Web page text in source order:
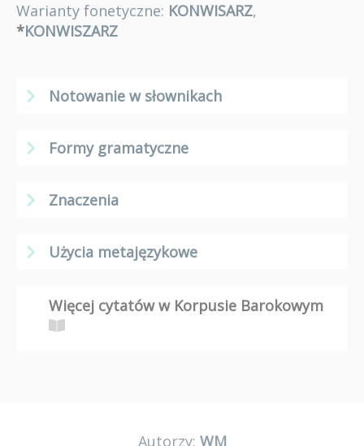
Warianty fonetyczne: KONWISARZ,
*KONWISZARZ
Notowanie w słownikach
Formy gramatyczne
Znaczenia
Użycia metajęzykowe
Więcej cytatów w Korpusie Barokowym
Autorzy: WM